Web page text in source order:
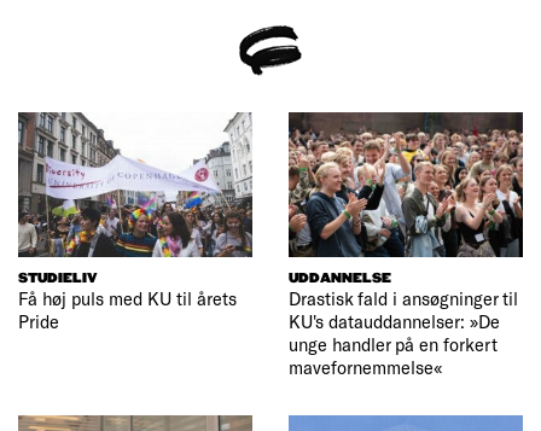
STUDIELIV
Få høj puls med KU til årets
Pride
UDDANNELSE
Drastisk fald i ansøgninger til
KU's datauddannelser: »De
unge handler på en forkert
mavefornemmelse«